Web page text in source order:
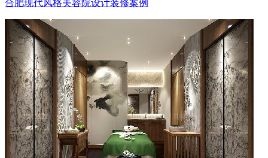
合肥现代风格美容院设计装修案例